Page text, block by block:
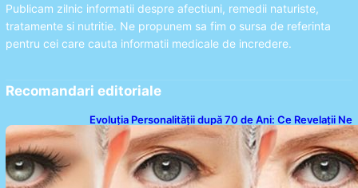
Publicam zilnic informatii despre afectiuni, remedii naturiste,
tratamente si nutritie. Ne propunem sa fim o sursa de referinta
pentru cei care cauta informatii medicale de incredere.
Recomandari editoriale
Evoluția Personalității după 70 de Ani: Ce Revelații Ne
Oferă Studiile Psihologice